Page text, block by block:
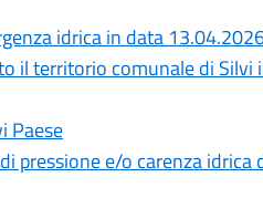
idrica in data
il territorio comunale di Silvi
Paese
pressione e/o carenza idrica